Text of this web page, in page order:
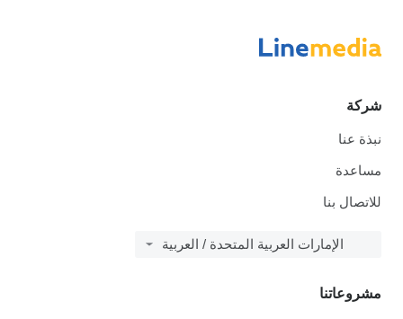
شركة
نبذة عنا
مساعدة
للاتصال بنا
الإمارات العربية المتحدة / العربية
مشروعاتنا